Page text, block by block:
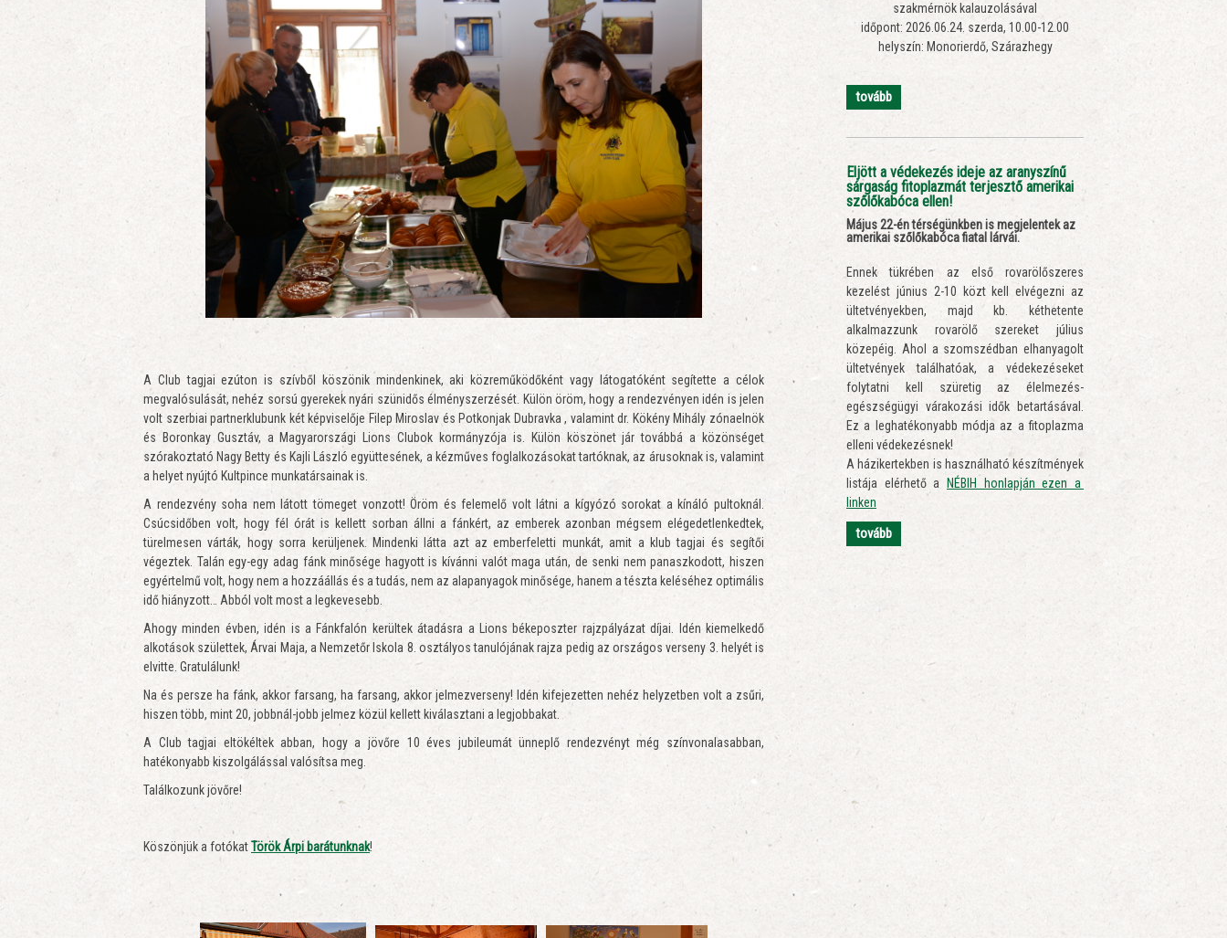
A Club tagjai ezúton is szívből köszönik mindenkinek, aki közreműködőként vagy látogatóként segítette a célok
megvalósulását, nehéz sorsú gyerekek nyári szünidős élményszerzését. Külön öröm, hogy a rendezvényen idén is jelen
volt szerbiai partnerklubunk két képviselője Filep Miroslav és Potkonjak Dubravka , valamint dr. Kökény Mihály zónaelnök
és Boronkay Gusztáv, a Magyarországi Lions Clubok kormányzója is. Külön köszönet jár továbbá a közönséget
szórakoztató Nagy Betty és Kajli László együttesének, a kézműves foglalkozásokat tartóknak, az árusoknak is, valamint
a helyet nyújtó Kultpince munkatársainak is.
A rendezvény soha nem látott tömeget vonzott! Öröm és felemelő volt látni a kígyózó sorokat a kínáló pultoknál.
Csúcsidőben volt, hogy fél órát is kellett sorban állni a fánkért, az emberek azonban mégsem elégedetlenkedtek,
türelmesen várták, hogy sorra kerüljenek. Mindenki látta azt az emberfeletti munkát, amit a klub tagjai és segítői
végeztek. Talán egy-egy adag fánk minősége hagyott is kívánni valót maga után, de senki nem panaszkodott, hiszen
egyértelmű volt, hogy nem a hozzáállás és a tudás, nem az alapanyagok minősége, hanem a tészta keléséhez optimális
idő hiányzott… Abból volt most a legkevesebb.
Ahogy minden évben, idén is a Fánkfalón kerültek átadásra a Lions békeposzter rajzpályázat díjai. Idén kiemelkedő
alkotások születtek, Árvai Maja, a Nemzetőr Iskola 8. osztályos tanulójának rajza pedig az országos verseny 3. helyét is
elvitte. Gratulálunk!
Na és persze ha fánk, akkor farsang, ha farsang, akkor jelmezverseny! Idén kifejezetten nehéz helyzetben volt a zsűri,
hiszen több, mint 20, jobbnál-jobb jelmez közül kellett kiválasztani a legjobbakat.
A Club tagjai eltökéltek abban, hogy a jövőre 10 éves jubileumát ünneplő rendezvényt még színvonalasabban,
hatékonyabb kiszolgálással valósítsa meg.
Találkozunk jövőre!
Köszönjük a fotókatTörök Árpi barátunknak!
szakmérnök kalauzolásával
időpont: 2026.06.24. szerda, 10.00-12.00
helyszín: Monorierdő, Szárazhegy
tovább
Eljött a védekezés ideje az aranyszínű
sárgaság fitoplazmát terjesztő amerikai
szőlőkabóca ellen!
Május 22-én térségünkben is megjelentek az
amerikai szőlőkabóca fiatal lárvái.
Ennek tükrében az első rovarölőszeres
kezelést június 2-10 közt kell elvégezni az
ültetvényekben, majd kb. kéthetente
alkalmazzunk rovarölő szereket július
közepéig. Ahol a szomszédban elhanyagolt
ültetvények találhatóak, a védekezéseket
folytatni kell szüretig az élelmezés-
egészségügyi várakozási idők betartásával.
Ez a leghatékonyabb módja az a fitoplazma
elleni védekezésnek!
A házikertekben is használható készítmények
listája elérhető a
NÉBIH honlapján ezen a
linken
tovább